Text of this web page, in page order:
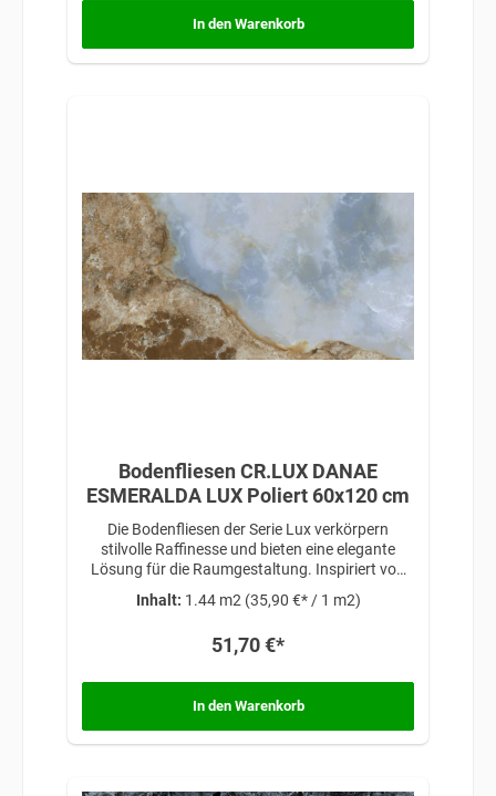
In den Warenkorb
Bodenfliesen CR.LUX DANAE
ESMERALDA LUX Poliert 60x120 cm
Die Bodenfliesen der Serie Lux verkörpern
stilvolle Raffinesse und bieten eine elegante
Lösung für die Raumgestaltung. Inspiriert von
Design, verleihen diese Fliesen jedem Raum eine
miteinander vereint.
Inhalt: 1.44 m2 (35,90 €* / 1 m2)
51,70 €*
In den Warenkorb